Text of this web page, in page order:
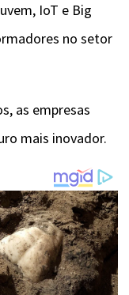
IoT e Big
no setor
as empresas
mais inovador.